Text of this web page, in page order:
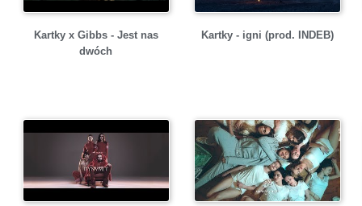
Kartky x Gibbs - Jest nas
dwóch
Kartky - igni (prod. INDEB)